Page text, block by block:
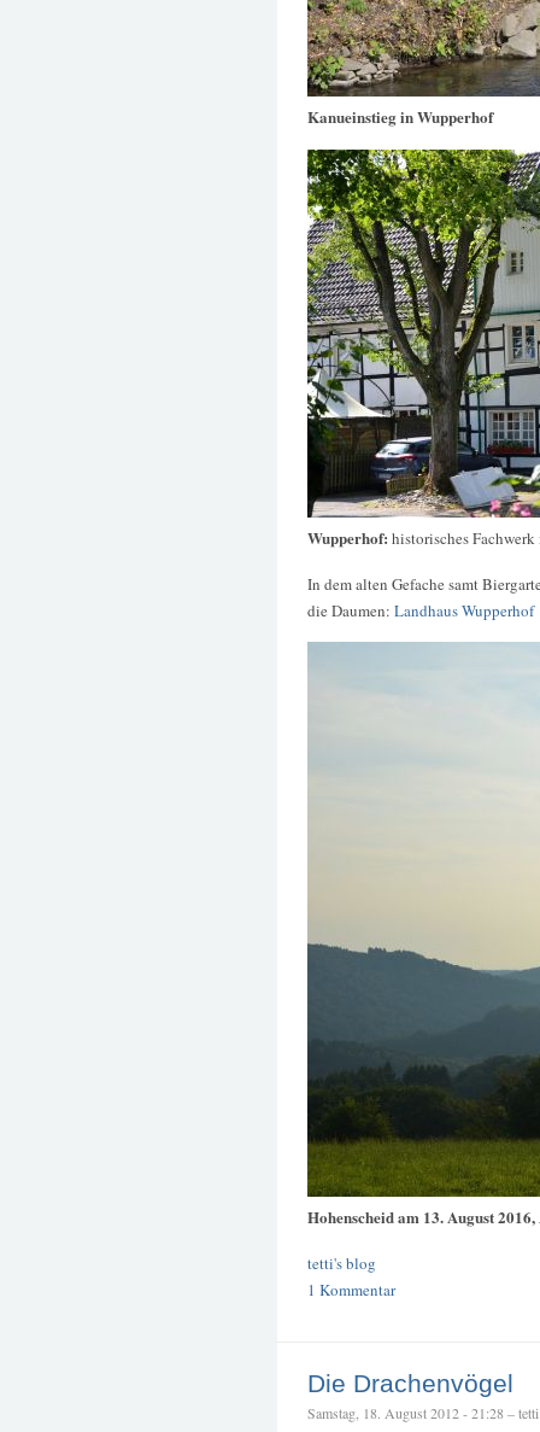
Kanueinstieg in Wupperhof
Wupperhof: historisches
In dem alten Gefache samt
die Daumen: Landhaus Wupperhof
Hohenscheid am 13. August
tetti's blog
1 Kommentar
Die Drachenvögel
Samstag, 18. August 2012 - 21:28 – tetti